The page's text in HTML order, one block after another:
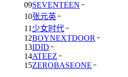
09SEVENTEEN
10张元英
11 少女时代
12BOYNEXTDOOR
13IDID
14ATEEZ
15ZEROBASEONE